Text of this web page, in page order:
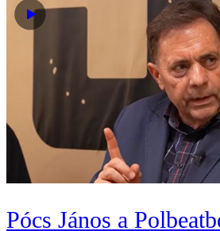
Pócs János a